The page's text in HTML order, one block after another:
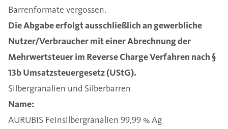
Barrenformate vergossen.
Die Abgabe erfolgt ausschließlich an gewerbliche
Nutzer/Verbraucher mit einer Abrechnung der
Mehrwertsteuer im Reverse Charge Verfahren nach §
13b Umsatzsteuergesetz (UStG).
Silbergranalien und Silberbarren
Name:
AURUBIS Feinsilbergranalien 99,99 % Ag